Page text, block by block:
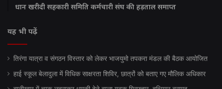
धान खरीदी सहकारी समिति कर्मचारी संघ की हड़ताल समाप्त
यह भी पढ़ें
तिरंगा यात्रा व संगठन विस्तार को लेकर भाजयुमो तपकरा मंडल की बैठक आयोजित
हाई स्कूल बेलादुला में विधिक साक्षरता शिविर, छात्रों को बताए गए मौलिक अधिकार